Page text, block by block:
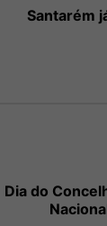
Santarém
Dia do